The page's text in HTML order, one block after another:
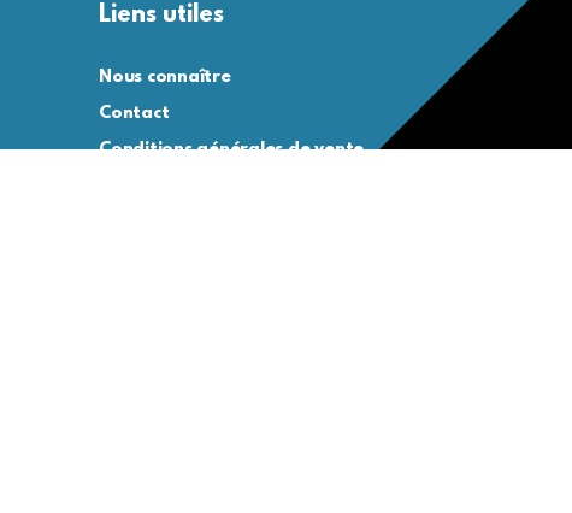
Liens utiles
Nous connaître
Contact
Conditions générales de vente